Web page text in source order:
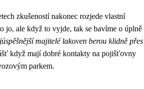
zkušeností nakonec rozjede vlastní
jo, ale když to vyjde, tak se bavíme o úplně
majitelé lakoven berou klidně přes
když mají dobré kontakty na pojišťovny
parkem.